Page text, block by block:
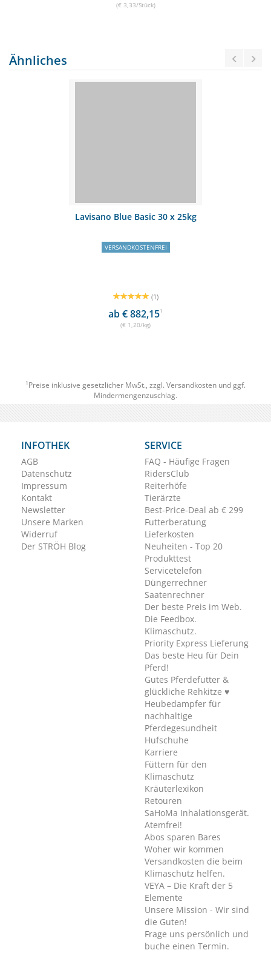
(€ 3,33/Stück)
Ähnliches
Lavisano Blue Basic 30 x 25kg
VERSANDKOSTENFREI
(1)
ab € 882,151
(€ 1,20/kg)
1 Preise inklusive gesetzlicher MwSt., zzgl. Versandkosten und ggf.
Mindermengenzuschlag.
INFOTHEK
AGB
Datenschutz
Impressum
Kontakt
Newsletter
Unsere Marken
Widerruf
Der STRÖH Blog
SERVICE
FAQ - Häufige Fragen
RidersClub
Reiterhöfe
Tierärzte
Best-Price-Deal ab € 299
Futterberatung
Lieferkosten
Neuheiten - Top 20
Produkttest
Servicetelefon
Düngerrechner
Saatenrechner
Der beste Preis im Web.
Die Feedbox.
Klimaschutz.
Priority Express Lieferung
Das beste Heu für Dein
Pferd!
Gutes Pferdefutter &
glückliche Rehkitze ♥
Heubedampfer für
nachhaltige
Pferdegesundheit
Hufschuhe
Karriere
Füttern für den
Klimaschutz
Kräuterlexikon
Retouren
SaHoMa Inhalationsgerät.
Atemfrei!
Abos sparen Bares
Woher wir kommen
Versandkosten die beim
Klimaschutz helfen.
VEYA – Die Kraft der 5
Elemente
Unsere Mission - Wir sind
die Guten!
Frage uns persönlich und
buche einen Termin.